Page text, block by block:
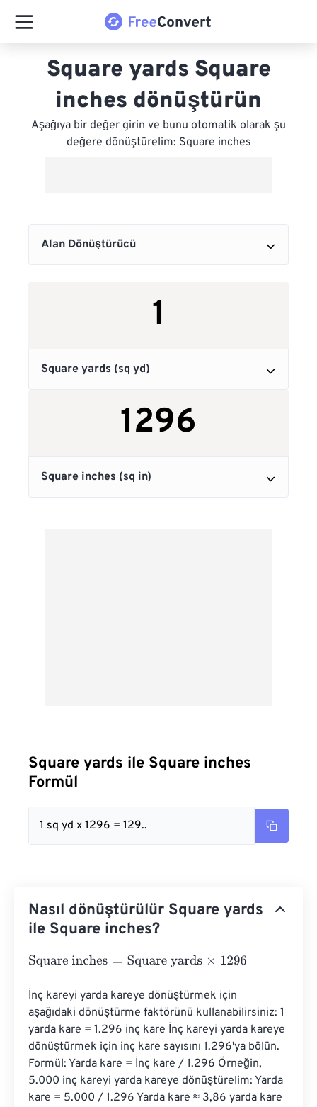
Square yards Square
inches dönüştürün
Aşağıya bir değer girin ve bunu otomatik olarak şu
değere dönüştürelim: Square inches
Square yards ile Square inches
Formül
1 sq yd x 1296 = 129..
Nasıl dönüştürülür Square yards
ile Square inches?
Square inches= Square yards×1296
İnç kareyi yarda kareye dönüştürmek için
aşağıdaki dönüştürme faktörünü kullanabilirsiniz: 1
yarda kare = 1.296 inç kare İnç kareyi yarda kareye
dönüştürmek için inç kare sayısını 1.296'ya bölün.
Formül: Yarda kare = İnç kare / 1.296 Örneğin,
5.000 inç kareyi yarda kareye dönüştürelim: Yarda
kare = 5.000 / 1.296 Yarda kare ≈ 3,86 yarda kare